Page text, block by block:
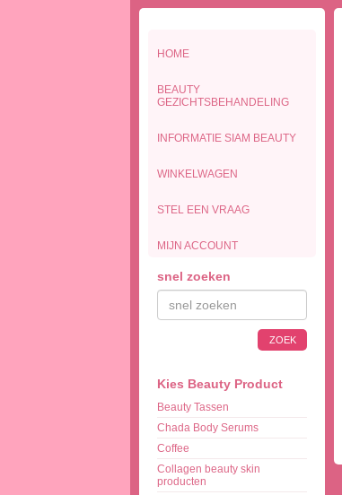
HOME
BEAUTY
GEZICHTSBEHANDELING
INFORMATIE SIAM BEAUTY
WINKELWAGEN
STEL EEN VRAAG
MIJN ACCOUNT
snel zoeken
ZOEK
Kies Beauty Product
Beauty Tassen
Chada Body Serums
Coffee
Collagen beauty skin
producten